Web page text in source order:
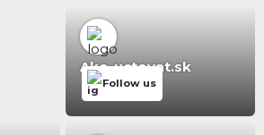
Ako-uctovat.sk
Follow us